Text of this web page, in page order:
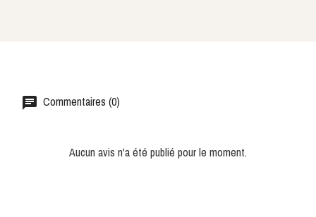
Commentaires (0)
Aucun avis n'a été publié pour le moment.